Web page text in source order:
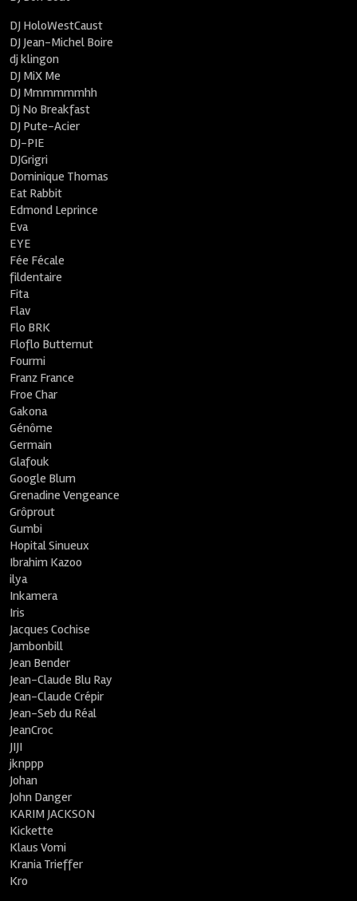
DJ HoloWestCaust
DJ Jean-Michel Boire
dj klingon
DJ MiX Me
DJ Mmmmmmhh
Dj No Breakfast
DJ Pute-Acier
DJ-PIE
DJGrigri
Dominique Thomas
Eat Rabbit
Edmond Leprince
Eva
EYE
Fée Fécale
fildentaire
Fita
Flav
Flo BRK
Floflo Butternut
Fourmi
Franz France
Froe Char
Gakona
Génôme
Germain
Glafouk
Google Blum
Grenadine Vengeance
Grôprout
Gumbi
Hopital Sinueux
Ibrahim Kazoo
ilya
Inkamera
Iris
Jacques Cochise
Jambonbill
Jean Bender
Jean-Claude Blu Ray
Jean-Claude Crépir
Jean-Seb du Réal
JeanCroc
JIJI
jknppp
Johan
John Danger
KARIM JACKSON
Kickette
Klaus Vomi
Krania Trieffer
Kro